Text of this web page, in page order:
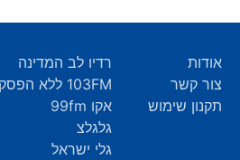
אודות
צור קשר
תקנון שימוש
רדיו לב המדינה
103FM ללא הפסקה
אקו 99fm
גלגלצ
גלי ישראל